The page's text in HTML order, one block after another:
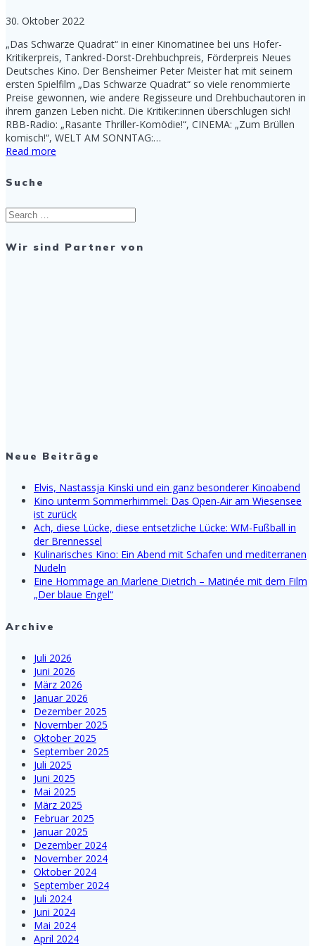
30. Oktober 2022
„Das Schwarze Quadrat“ in einer Kinomatinee bei uns Hofer-
Kritikerpreis, Tankred-Dorst-Drehbuchpreis, Förderpreis Neues
Deutsches Kino. Der Bensheimer Peter Meister hat mit seinem
ersten Spielfilm „Das Schwarze Quadrat“ so viele renommierte
Preise gewonnen, wie andere Regisseure und Drehbuchautoren in
ihrem ganzen Leben nicht. Die Kritiker:innen überschlugen sich!
RBB-Radio: „Rasante Thriller-Komödie!“, CINEMA: „Zum Brüllen
komisch!“, WELT AM SONNTAG:…
Read more
Suche
Search
for:
Wir sind Partner von
Neue Beiträge
Elvis, Nastassja Kinski und ein ganz besonderer Kinoabend
Kino unterm Sommerhimmel: Das Open-Air am Wiesensee
ist zurück
Ach, diese Lücke, diese entsetzliche Lücke: WM-Fußball in
der Brennessel
Kulinarisches Kino: Ein Abend mit Schafen und mediterranen
Nudeln
Eine Hommage an Marlene Dietrich – Matinée mit dem Film
„Der blaue Engel“
Archive
Juli 2026
Juni 2026
März 2026
Januar 2026
Dezember 2025
November 2025
Oktober 2025
September 2025
Juli 2025
Juni 2025
Mai 2025
März 2025
Februar 2025
Januar 2025
Dezember 2024
November 2024
Oktober 2024
September 2024
Juli 2024
Juni 2024
Mai 2024
April 2024